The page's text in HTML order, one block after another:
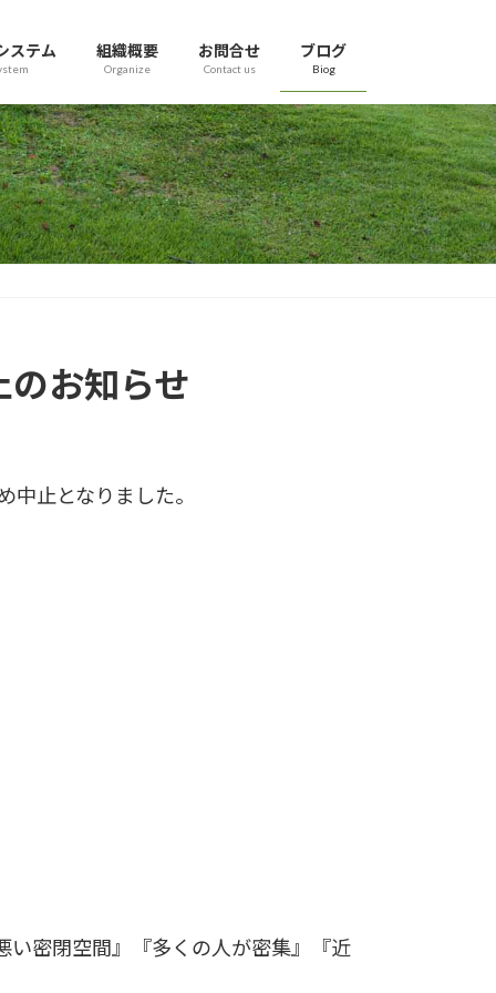
ステム 組織概要
Organize
お問合せ
Contact us
ブログ
Biog
お知らせ
止となりました。
い密閉空間』『多くの人が密集』『近